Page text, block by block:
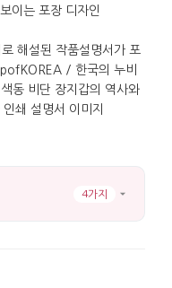
4가지